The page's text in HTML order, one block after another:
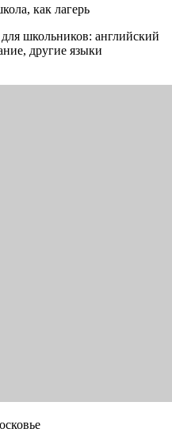
как лагерь
школьников: английский
другие языки